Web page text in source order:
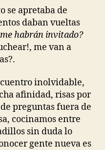
se apretaba de
daban vueltas
habrán invitado?
me van a
inolvidable,
afinidad, risas por
preguntas fuera de
cocinamos entre
sin duda lo
gente nueva es